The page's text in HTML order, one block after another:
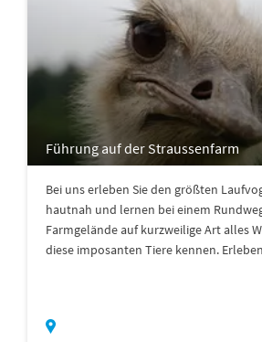
Führung auf der Straussenfarm
Bei uns erleben Sie den größten
hautnah und lernen bei einem
Farmgelände auf kurzweilige Art alles
diese imposanten Tiere kennen.